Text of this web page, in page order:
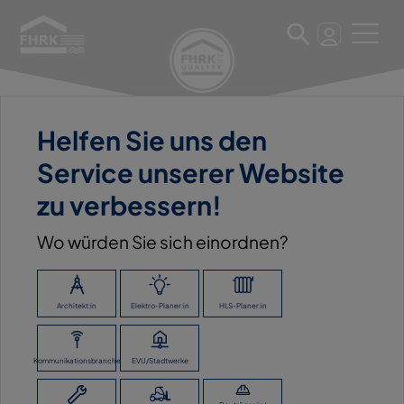
Helfen Sie uns den
Service unserer Website
zu verbessern!
Wo würden Sie sich einordnen?
Architekt:in Elektro-Planer:in HLS-Planer:in
Kommunikationsbranche EVU/Stadtwerke
11. März 2025
MAYER GMBH & CO. KG
ZURÜCK ZUR ÜBERSICHT